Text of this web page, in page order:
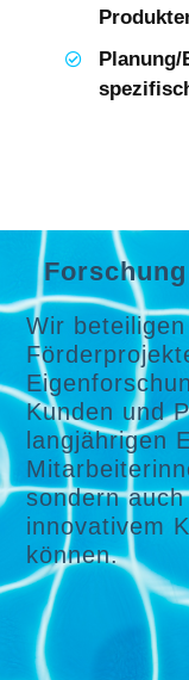
Planung/
Forschung
Wir
Kunden und
langjährigen
sondern
innovativem
können.